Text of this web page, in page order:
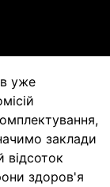
уже
заклади
відсоток
здоров'я